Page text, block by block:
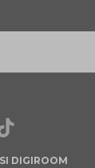
DIGIROOM